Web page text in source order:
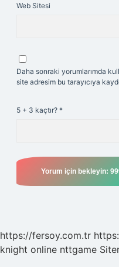
Web Sitesi
Daha sonraki yorumlarımda
site adresim bu tarayıcıya
5 + 3 kaçtır? *
https://fersoy.com.tr
knight online nttgame